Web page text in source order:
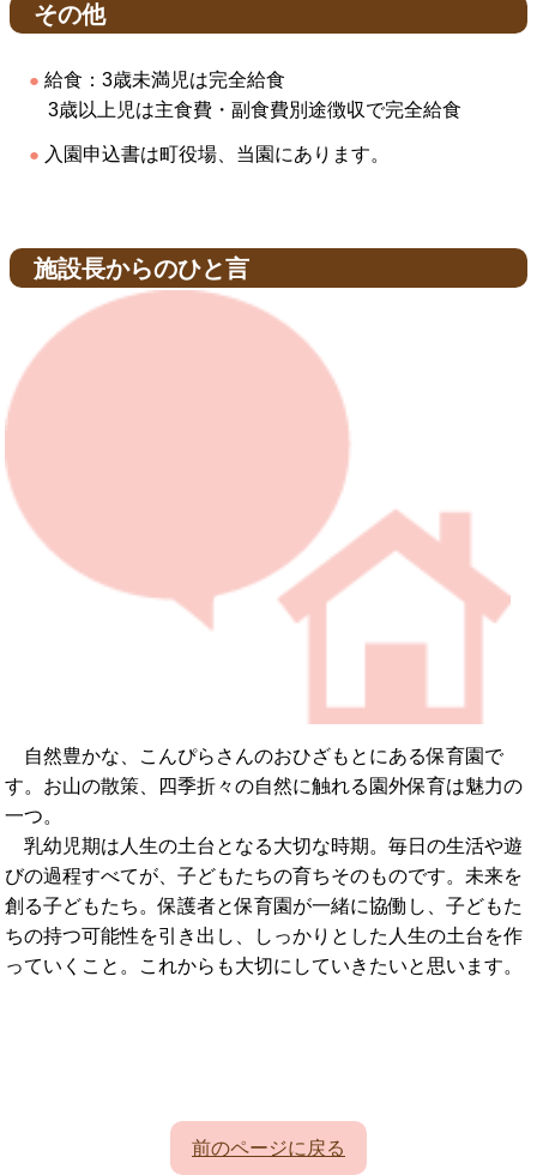
その他
給食：3歳未満児は完全給食
3歳以上児は主食費・副食費別途徴収で完全給食
入園申込書は町役場、当園にあります。
施設長からのひと言
自然豊かな、こんぴらさんのおひざもとにある保育園で
す。お山の散策、四季折々の自然に触れる園外保育は魅力の
一つ。
乳幼児期は人生の土台となる大切な時期。毎日の生活や遊
びの過程すべてが、子どもたちの育ちそのものです。未来を
創る子どもたち。保護者と保育園が一緒に協働し、子どもた
ちの持つ可能性を引き出し、しっかりとした人生の土台を作
っていくこと。これからも大切にしていきたいと思います。
前のページに戻る